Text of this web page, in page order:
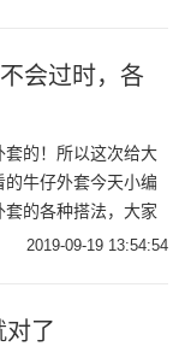
会过时，各
的！所以这次给大
牛仔外套今天小编
的各种搭法，大家
，咱们开始：模特身
2019-09-19 13:54:54
对了